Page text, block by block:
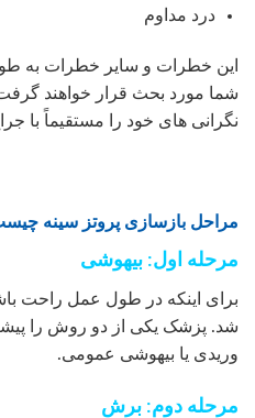
درد مداوم
این خطرات و سایر خطرات به
شما مورد بحث قرار خواهند
نگرانی های خود را مستقیماً با
مراحل بازسازی پروتز سینه
مرحله اول: بیهوشی
برای اینکه در طول عمل راحت
شد. پزشک یکی از دو روش را
وریدی یا بیهوشی عمومی.
مرحله دوم: برش